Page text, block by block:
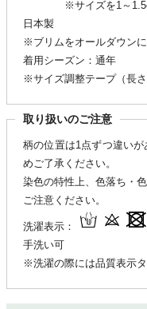
※サイズを1～1.5cm
日本製
※ブリムをオールダウン
着用シーズン：通年
※サイズ調整テープ（長
取り扱いのご注意
柄の位置は1点ずつ違い
めご了承ください。
染色の特性上、色落ち・
ご注意ください。
洗濯表示：
手洗い可
※洗濯の際には品質表示